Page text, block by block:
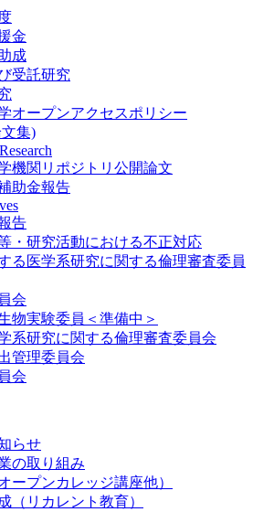
金
成
受託研究
オープンアクセスポリシー
集)
機関リポジトリ公開論文
助金報告
告
・研究活動における不正対応
る医学系研究に関する倫理審査委員
会
物実験委員＜準備中＞
系研究に関する倫理審査委員会
管理委員会
会
らせ
の取り組み
ープンカレッジ講座他）
（リカレント教育）